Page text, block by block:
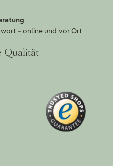
– online und vor Ort
Qualität